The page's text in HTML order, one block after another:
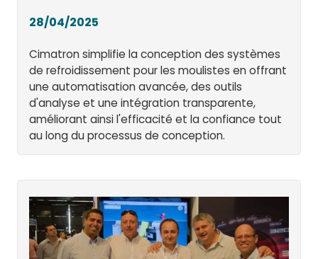
28/04/2025
Cimatron simplifie la conception des systèmes
de refroidissement pour les moulistes en offrant
une automatisation avancée, des outils
d'analyse et une intégration transparente,
améliorant ainsi l'efficacité et la confiance tout
au long du processus de conception.